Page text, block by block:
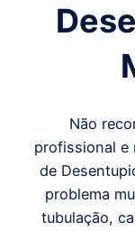
Não
profissional e
de
problema
tubulação,